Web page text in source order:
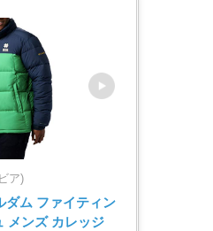
ア)
ダム ファイティン
メンズ カレッジ